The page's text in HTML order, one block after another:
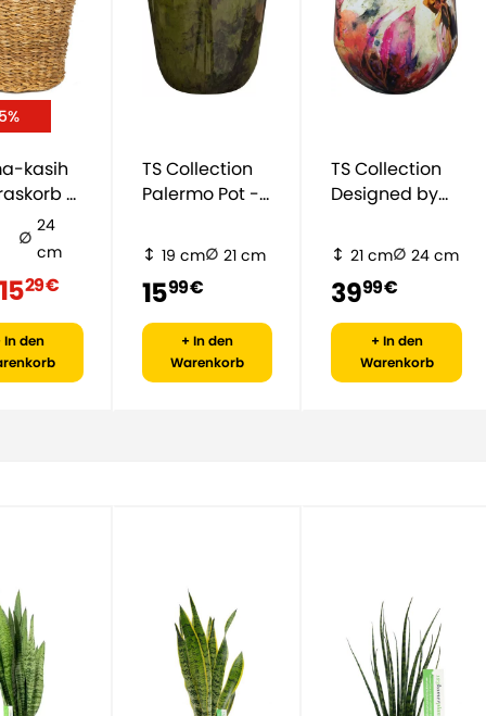
kasih
-
24
cm
1529 €
In den
TS Collection
Palermo Pot -
19 cm 21 cm
1599 €
+ In den
Warenkorb
TS Collection
Designed by
Magnolia
21 cm 24 cm
3999 €
+ In den
Warenkorb